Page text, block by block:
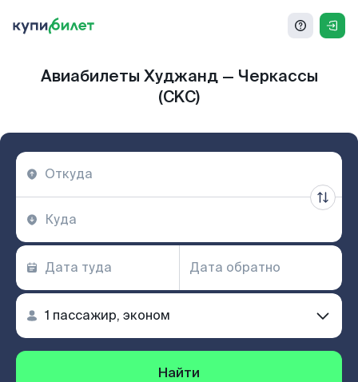
Авиабилеты Худжанд — Черкассы
(CKC)
Найти